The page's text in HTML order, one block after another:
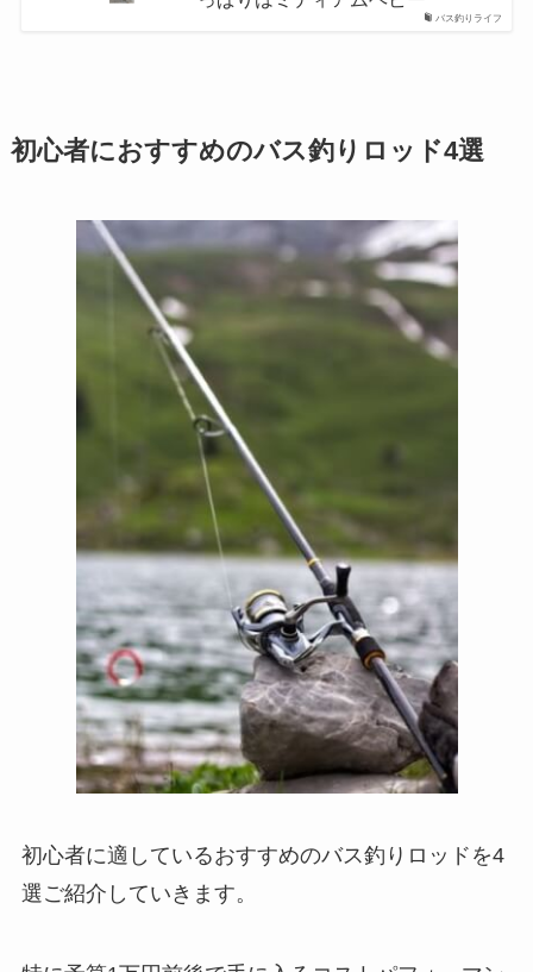
バス釣りライフ
初心者におすすめのバス釣りロッド4選
初心者に適しているおすすめのバス釣りロッドを4
選ご紹介していきます。